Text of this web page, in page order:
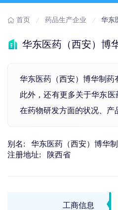
首页 药品生产企业 华东
华东医药（西安）博
华东医药（西安）博华制药
此外，还有更多关于华东
在药物研发方面的状况、
别名:
华东医药（西安）博华
注册地址:
陕西省
工商信息